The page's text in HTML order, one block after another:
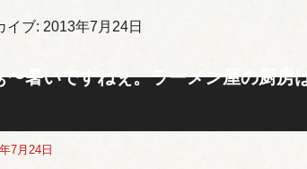
イブ: 2013年7月24日
〜暑いですねぇ。ラーメン屋の厨房
7月24日